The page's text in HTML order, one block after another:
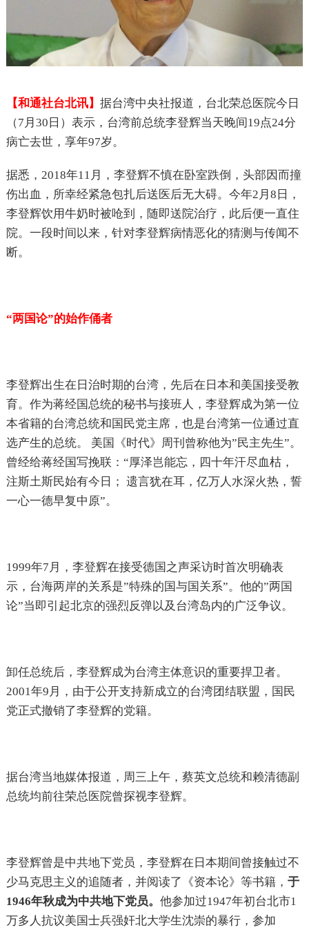
【和通社台北讯】 据台湾中央社报道，台北荣总医院今日
（7月30日）表示，台湾前总统李登辉当天晚间19点24分
病亡去世，享年97岁。
据悉，2018年11月，李登辉不慎在卧室跌倒，头部因而撞
伤出血，所幸经紧急包扎后送医后无大碍。今年2月8日，
李登辉饮用牛奶时被呛到，随即送院治疗，此后便一直住
院。一段时间以来，针对李登辉病情恶化的猜测与传闻不
断。
“两国论”的始作俑者
李登辉出生在日治时期的台湾，先后在日本和美国接受教
育。作为蒋经国总统的秘书与接班人，李登辉成为第一位
本省籍的台湾总统和国民党主席，也是台湾第一位通过直
选产生的总统。 美国《时代》周刊曾称他为”民主先生”。
曾经给蒋经国写挽联：“厚泽岂能忘，四十年汗尽血枯，
注斯土斯民始有今日； 遗言犹在耳，亿万人水深火热，誓
一心一德早复中原”。
1999年7月，李登辉在接受德国之声采访时首次明确表
示，台海两岸的关系是”特殊的国与国关系”。他的”两国
论”当即引起北京的强烈反弹以及台湾岛内的广泛争议。
卸任总统后，李登辉成为台湾主体意识的重要捍卫者。
2001年9月，由于公开支持新成立的台湾团结联盟，国民
党正式撤销了李登辉的党籍。
据台湾当地媒体报道，周三上午，蔡英文总统和赖清德副
总统均前往荣总医院曾探视李登辉。
李登辉曾是中共地下党员，李登辉在日本期间曾接触过不
少马克思主义的追随者，并阅读了《资本论》等书籍， 于
1946年秋成为中共地下党员。 他参加过1947年初台北市1
万多人抗议美国士兵强奸北大学生沈崇的暴行，参加